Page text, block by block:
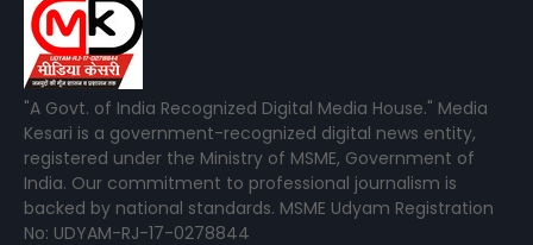
"A Govt. of India Recognized Digital Media House." Media
Kesari is a government-recognized digital news entity,
registered under the Ministry of MSME, Government of
India. Our commitment to professional journalism is
backed by national standards. MSME Udyam Registration
No: UDYAM-RJ-17-0278844